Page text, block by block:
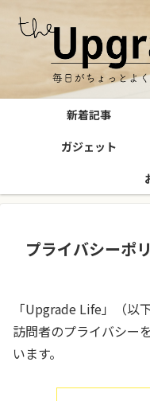
新着記事
ガジェット
プライバシーポ
「Upgrade Life」（以
訪問者のプライバシー
います。